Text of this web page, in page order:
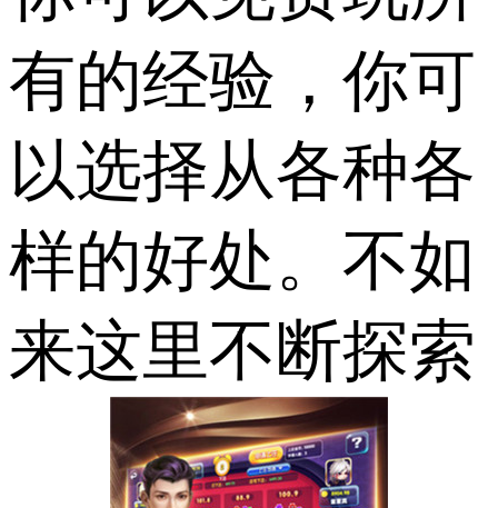
有的经验，你可
以选择从各种各
样的好处。不如
来这里不断探索